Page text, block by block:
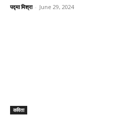
पद्मा मिश्रा - June 29, 2024
कविता